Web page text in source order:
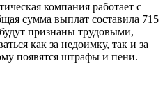
компания работает с
сумма выплат составила 715
признаны трудовыми,
как за недоимку, так и за
появятся штрафы и пени.